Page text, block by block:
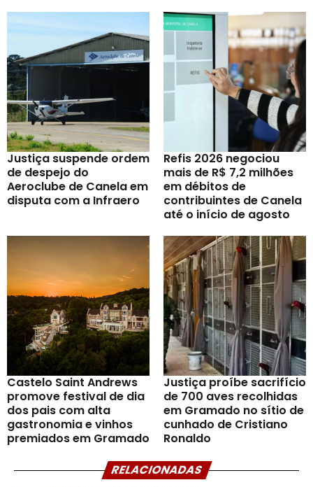
Justiça suspende ordem
de despejo do
Aeroclube de Canela em
disputa com a Infraero
Refis 2026 negociou
mais de R$ 7,2 milhões
em débitos de
contribuintes de Canela
até o início de agosto
Castelo Saint Andrews
promove festival de dia
dos pais com alta
gastronomia e vinhos
premiados em Gramado
Justiça proíbe sacrifício
de 700 aves recolhidas
em Gramado no sítio de
cunhado de Cristiano
Ronaldo
RELACIONADAS